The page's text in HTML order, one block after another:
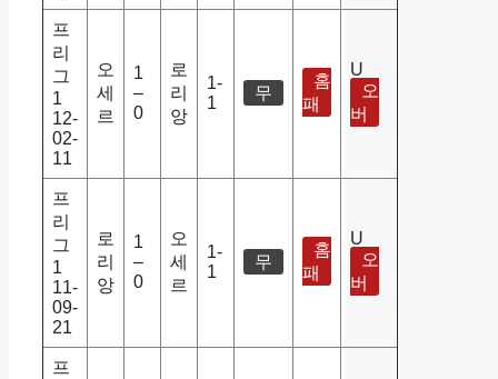
프
리
그
1
12-
02-
11
오
세
르
1
–
0
로
리
앙
1-
1
무
홈
패
U
오
버
프
리
그
1
11-
09-
21
로
리
앙
1
–
0
오
세
르
1-
1
무
홈
패
U
오
버
프